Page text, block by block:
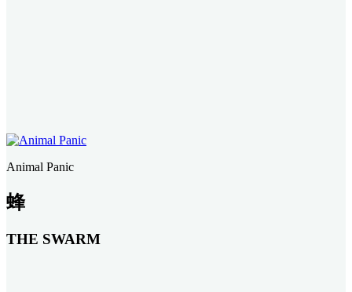
Animal Panic
蜂
THE SWARM